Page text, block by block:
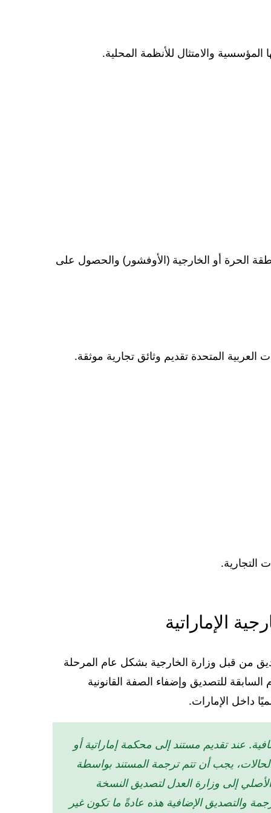
والامتثال للأنظمة المحلية.
الحرة أو الخارجية (الأوفشور) والحصول على
المتحدة تقديم وثائق تجارية موثقة.
التجارية.
الإماراتية
من قبل وزارة الخارجية بشكل عام المرحلة
للتصديق وإضفاء الصفة القانونية
داخل الإمارات.
عند تقديم مستند إلى محكمة إماراتية أو
يجب أن تتم ترجمة المستند بواسطة
إلى وزارة العدل لتصديق النسخة
والتصديق الإضافية هذه عادةً ما تكون غير